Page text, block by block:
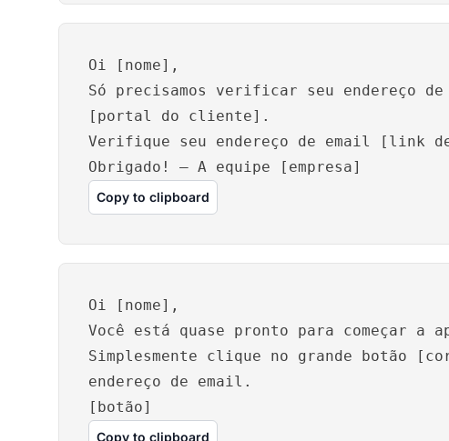
Oi [nome],
Só precisamos verificar seu endereço
[portal do cliente].
Verifique seu endereço de email [link
Obrigado! – A equipe [empresa]
Copy to clipboard
Oi [nome],
Você está quase pronto para começar
Simplesmente clique no grande botão
endereço de email.
[botão]
Copy to clipboard